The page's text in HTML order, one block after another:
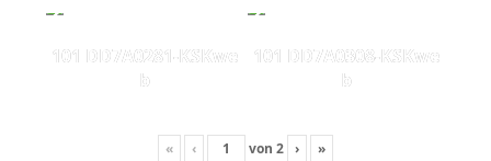
101 DD7A0281-KSKwe
b
101 DD7A0308-KSKwe
b
« ‹ von 2 › »